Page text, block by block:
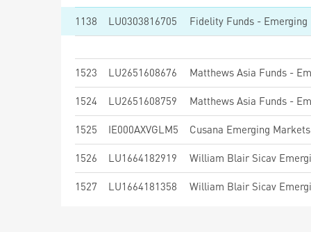
1138 LU0303816705
1523 LU2651608676
1524 LU2651608759
1525 IE000AXVGLM5 Cusana Emerging
1526 LU1664182919
1527 LU1664181358